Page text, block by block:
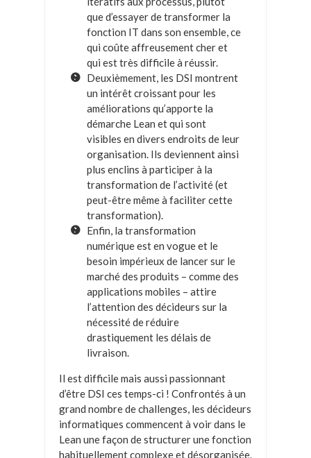
que d’essayer de transformer la
fonction IT dans son ensemble, ce
qui coûte affreusement cher et
qui est très difficile à réussir.
Deuxièmement, les DSI montrent
un intérêt croissant pour les
améliorations qu’apporte la
démarche Lean et qui sont
visibles en divers endroits de leur
organisation. Ils deviennent ainsi
plus enclins à participer à la
transformation de l’activité (et
peut-être même à faciliter cette
transformation).
Enfin, la transformation
numérique est en vogue et le
besoin impérieux de lancer sur le
marché des produits – comme des
applications mobiles – attire
l’attention des décideurs sur la
nécessité de réduire
drastiquement les délais de
livraison.
Il est difficile mais aussi passionnant
d’être DSI ces temps-ci ! Confrontés à un
grand nombre de challenges, les décideurs
informatiques commencent à voir dans le
Lean une façon de structurer une fonction
habituellement complexe et désorganisée.